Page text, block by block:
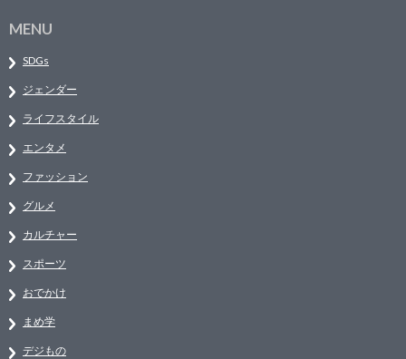
MENU
SDGs
ジェンダー
ライフスタイル
エンタメ
ファッション
グルメ
カルチャー
スポーツ
おでかけ
まめ学
デジもの